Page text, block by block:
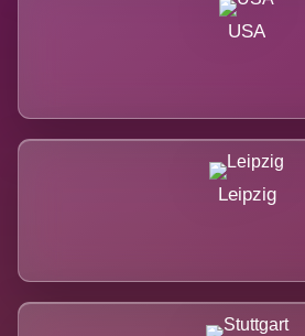
USA
Leipzig